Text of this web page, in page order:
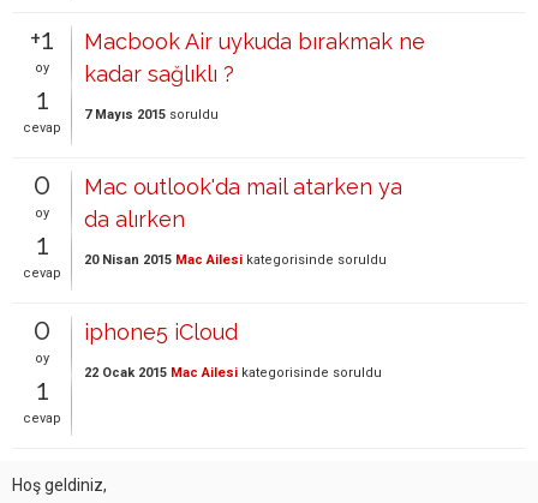
+1
oy
1
cevap
Macbook Air uykuda bırakmak ne
kadar sağlıklı ?
7 Mayıs 2015 soruldu
0
oy
1
cevap
Mac outlook'da mail atarken ya
da alırken
20 Nisan 2015 Mac Ailesi kategorisinde soruldu
0
oy
1
cevap
iphone5 iCloud
22 Ocak 2015 Mac Ailesi kategorisinde soruldu
Hoş geldiniz,